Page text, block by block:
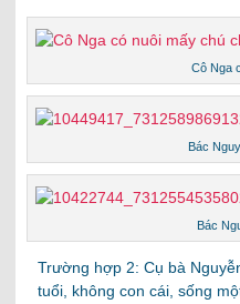
Cô Nga
Bác
Bác
Trường hợp 2: Cụ bà
tuổi, không con cái, sống